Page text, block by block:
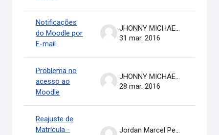
Notificações
do Moodle por
E-mail
JHONNY MICHAEL COSTA
31 mar. 2016
Problema no
acesso ao
Moodle
JHONNY MICHAEL COSTA
28 mar. 2016
Reajuste de
Matrícula -
Jordan Marcel Pereira